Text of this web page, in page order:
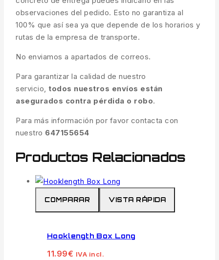
observaciones del pedido. Esto no garantiza al
100% que así sea ya que depende de los horarios y
rutas de la empresa de transporte.
No enviamos a apartados de correos.
Para garantizar la calidad de nuestro
servicio, todos nuestros envíos están
asegurados contra pérdida o robo.
Para más información por favor contacta con
nuestro 647155654
Productos Relacionados
COMPARAR VISTA RÁPIDA
Hooklength Box Long
11.99€ IVA incl.